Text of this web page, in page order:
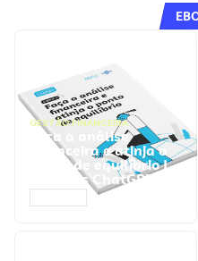
GESTÃO FINANCEIRA
Faça a análise
financeira e atinja o
ponto de equilíbrio |
Prompts ChatGPT